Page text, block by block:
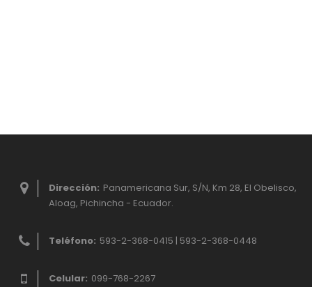
Dirección: Panamericana Sur, S/N, Km 28, El Obelisco,
Aloag, Pichincha - Ecuador.
Teléfono: 593-2-368-0415 | 593-2-368-0448
Celular: 099-768-2267